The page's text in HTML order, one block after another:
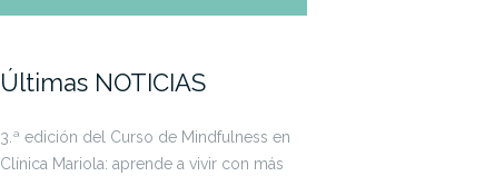
Últimas NOTICIAS
3.ª edición del Curso de Mindfulness en
Clínica Mariola: aprende a vivir con más